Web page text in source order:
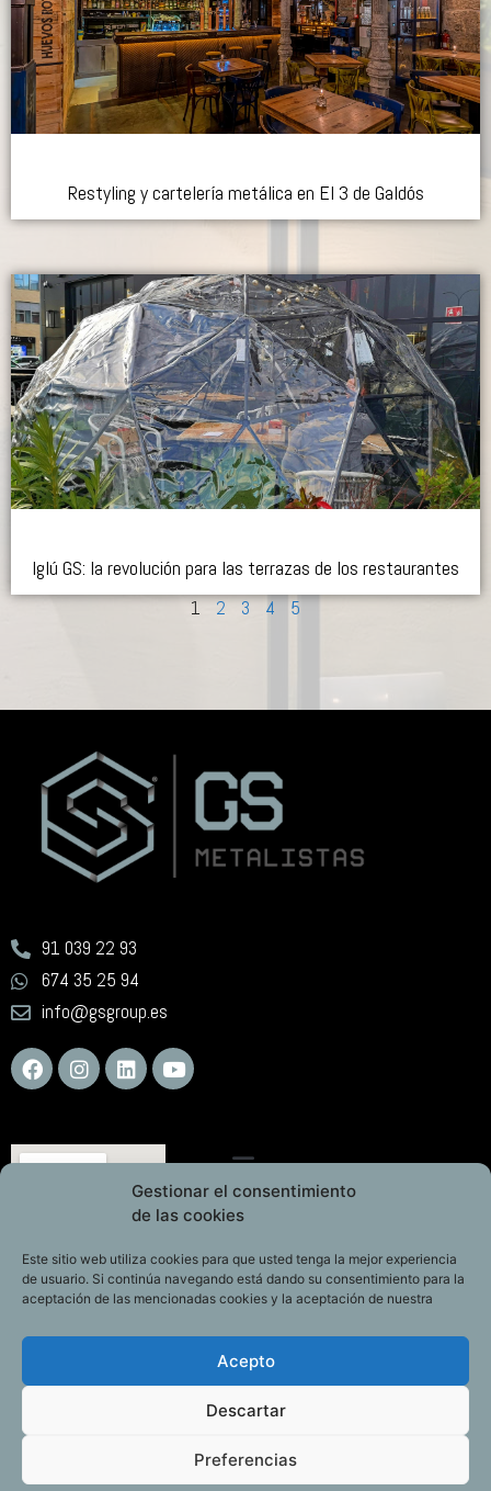
Gestionar el consentimiento
de las cookies
Este sitio web utiliza cookies para que usted tenga la mejor experiencia
de usuario. Si continúa navegando está dando su consentimiento para la
aceptación de las mencionadas cookies y la aceptación de nuestra
Acepto
Descartar
Preferencias
Restyling y cartelería metálica en El 3 de Galdós
Iglú GS: la revolución para las terrazas de los restaurantes
1 2 3 4 5
91 039 22 93
674 35 25 94
info@gsgroup.es